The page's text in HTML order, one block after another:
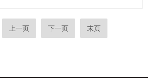
工业生产者提供了可靠的数据支持。在科研
领域，水分测定仪对于研究物质的性质、稳
性。二、测试方法与条件测试方法：采用标
准砝码进行多次重复测试，记录每次测试的
上一页 下一页 末页